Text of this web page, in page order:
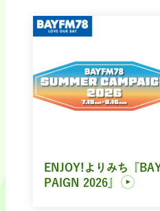
ENJOY!よりみち『
PAIGN 2026』